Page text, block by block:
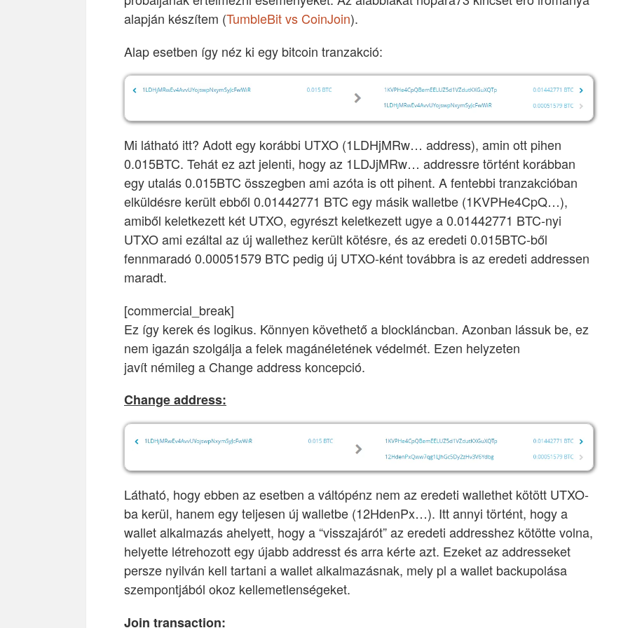
alapján készítem (TumbleBit vs CoinJoin).
Alap esetben így néz ki egy bitcoin tranzakció:
Mi látható itt? Adott egy korábbi UTXO (1LDHjMRw… address), amin ott pihen
0.015BTC. Tehát ez azt jelenti, hogy az 1LDJjMRw… addressre történt korábban
egy utalás 0.015BTC összegben ami azóta is ott pihent. A fentebbi tranzakcióban
elküldésre került ebből 0.01442771 BTC egy másik walletbe (1KVPHe4CpQ…),
amiből keletkezett két UTXO, egyrészt keletkezett ugye a 0.01442771 BTC-nyi
UTXO ami ezáltal az új wallethez került kötésre, és az eredeti 0.015BTC-ből
fennmaradó 0.00051579 BTC pedig új UTXO-ként továbbra is az eredeti addressen
maradt.
[commercial_break]
Ez így kerek és logikus. Könnyen követhető a blockláncban. Azonban lássuk be, ez
nem igazán szolgálja a felek magánéletének védelmét. Ezen helyzeten
javít némileg a Change address koncepció.
Change address:
Látható, hogy ebben az esetben a váltópénz nem az eredeti wallethet kötött UTXO-
ba kerül, hanem egy teljesen új walletbe (12HdenPx…). Itt annyi történt, hogy a
wallet alkalmazás ahelyett, hogy a “visszajárót” az eredeti addresshez kötötte volna,
helyette létrehozott egy újabb addresst és arra kérte azt. Ezeket az addresseket
persze nyilván kell tartani a wallet alkalmazásnak, mely pl a wallet backupolása
szempontjából okoz kellemetlenségeket.
Join transaction: